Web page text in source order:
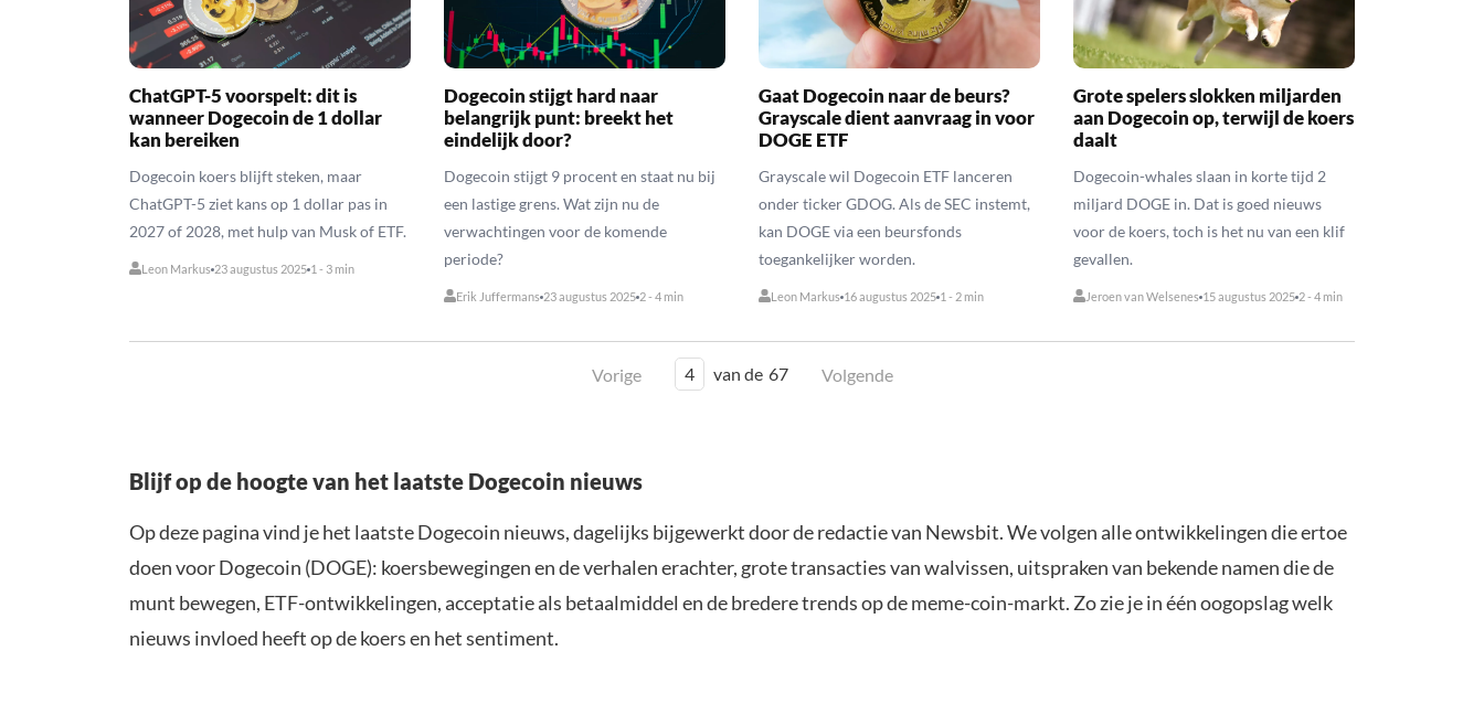
ChatGPT-5 voorspelt: dit is
wanneer Dogecoin de 1 dollar
kan bereiken
Dogecoin koers blijft steken, maar
ChatGPT-5 ziet kans op 1 dollar pas in
2027 of 2028, met hulp van Musk of ETF.
Leon Markus 23 augustus 2025 1 - 3 min
Dogecoin stijgt hard naar
belangrijk punt: breekt het
eindelijk door?
Dogecoin stijgt 9 procent en staat nu bij
een lastige grens. Wat zijn nu de
verwachtingen voor de komende
periode?
Erik Juffermans 23 augustus 2025 2 - 4 min
Gaat Dogecoin naar de beurs?
Grayscale dient aanvraag in voor
DOGE ETF
Grayscale wil Dogecoin ETF lanceren
onder ticker GDOG. Als de SEC instemt,
kan DOGE via een beursfonds
toegankelijker worden.
Leon Markus 16 augustus 2025 1 - 2 min
Grote spelers slokken miljarden
aan Dogecoin op, terwijl de koers
daalt
Dogecoin-whales slaan in korte tijd 2
miljard DOGE in. Dat is goed nieuws
voor de koers, toch is het nu van een klif
gevallen.
Jeroen van Welsenes 15 augustus 2025 2 - 4 min
Vorige 4 van de 67 Volgende
Blijf op de hoogte van het laatste Dogecoin nieuws
Op deze pagina vind je het laatste Dogecoin nieuws, dagelijks bijgewerkt door de redactie van Newsbit. We volgen alle ontwikkelingen die ertoe
doen voor Dogecoin (DOGE): koersbewegingen en de verhalen erachter, grote transacties van walvissen, uitspraken van bekende namen die de
munt bewegen, ETF-ontwikkelingen, acceptatie als betaalmiddel en de bredere trends op de meme-coin-markt. Zo zie je in één oogopslag welk
nieuws invloed heeft op de koers en het sentiment.